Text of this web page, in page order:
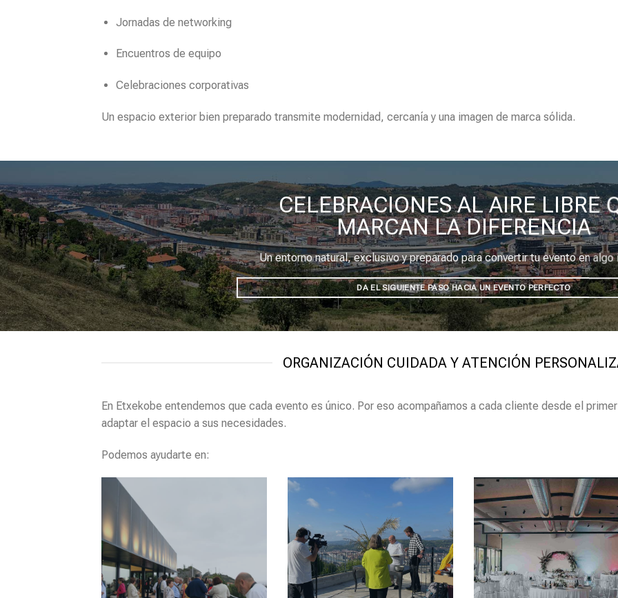
Jornadas de networking
Encuentros de equipo
Celebraciones corporativas
Un espacio exterior bien preparado transmite modernidad, cercanía y una imagen de marca sólida.
CELEBRACIONES AL AIRE LIBRE
MARCAN LA DIFERENCIA
Un entorno natural, exclusivo y preparado para convertir tu evento en algo
DA EL SIGUIENTE PASO HACIA UN EVENTO PERFECTO
ORGANIZACIÓN CUIDADA Y ATENCIÓN
En Etxekobe entendemos que cada evento es único. Por eso acompañamos a cada cliente desde el
adaptar el espacio a sus necesidades.
Podemos ayudarte en: